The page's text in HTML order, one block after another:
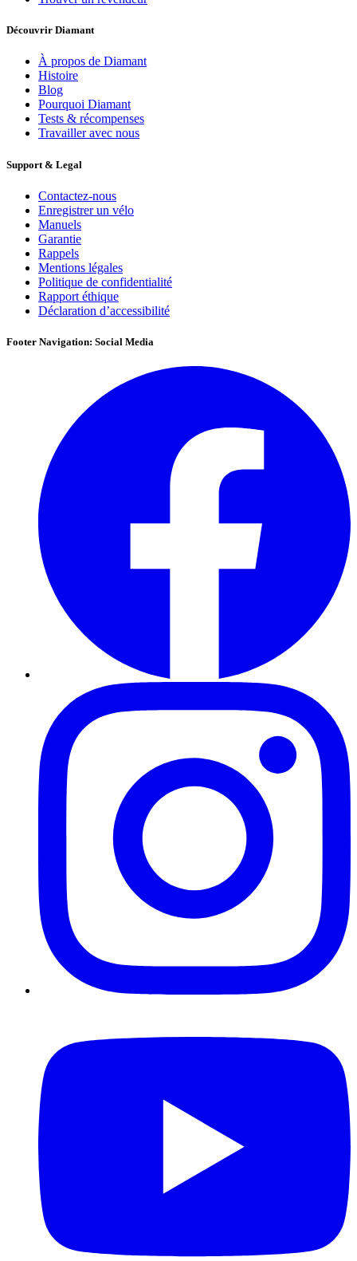
Découvrir Diamant
À propos de Diamant
Histoire
Blog
Pourquoi Diamant
Tests & récompenses
Travailler avec nous
Support & Legal
Contactez-nous
Enregistrer un vélo
Manuels
Garantie
Rappels
Mentions légales
Politique de confidentialité
Rapport éthique
Déclaration d’accessibilité
Footer Navigation: Social Media